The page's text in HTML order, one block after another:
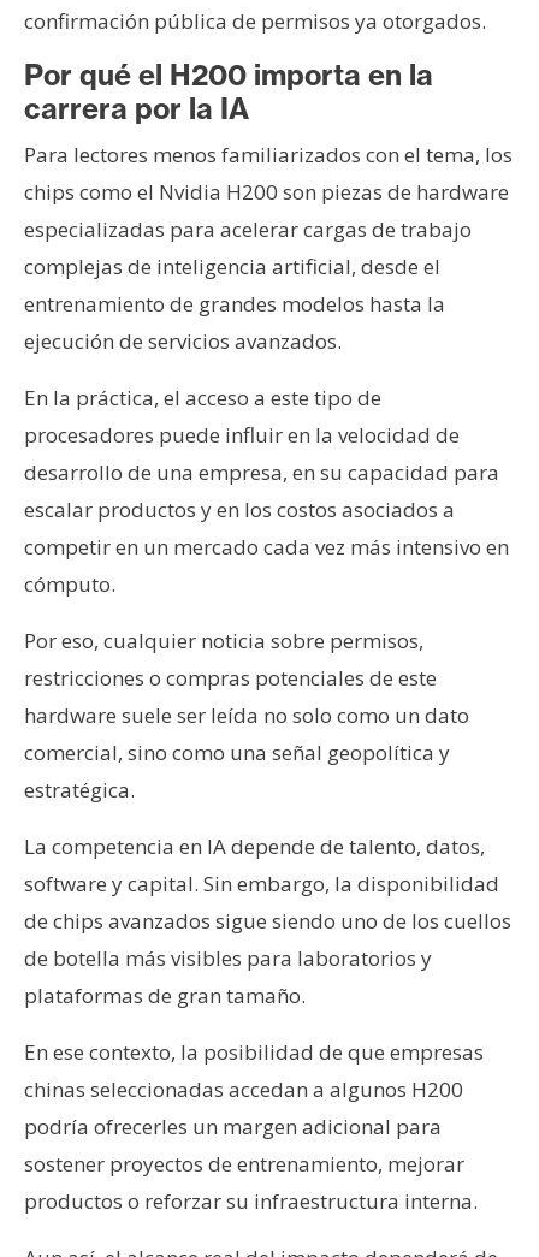
confirmación pública de permisos ya otorgados.
Por qué el H200 importa en la
carrera por la IA
Para lectores menos familiarizados con el tema, los
chips como el Nvidia H200 son piezas de hardware
especializadas para acelerar cargas de trabajo
complejas de inteligencia artificial, desde el
entrenamiento de grandes modelos hasta la
ejecución de servicios avanzados.
En la práctica, el acceso a este tipo de
procesadores puede influir en la velocidad de
desarrollo de una empresa, en su capacidad para
escalar productos y en los costos asociados a
competir en un mercado cada vez más intensivo en
cómputo.
Por eso, cualquier noticia sobre permisos,
restricciones o compras potenciales de este
hardware suele ser leída no solo como un dato
comercial, sino como una señal geopolítica y
estratégica.
La competencia en IA depende de talento, datos,
software y capital. Sin embargo, la disponibilidad
de chips avanzados sigue siendo uno de los cuellos
de botella más visibles para laboratorios y
plataformas de gran tamaño.
En ese contexto, la posibilidad de que empresas
chinas seleccionadas accedan a algunos H200
podría ofrecerles un margen adicional para
sostener proyectos de entrenamiento, mejorar
productos o reforzar su infraestructura interna.